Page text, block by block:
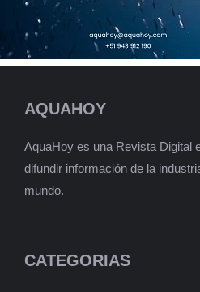
AQUAHOY
AquaHoy es una Revista Digital
difundir información de la
mundo.
CATEGORIAS